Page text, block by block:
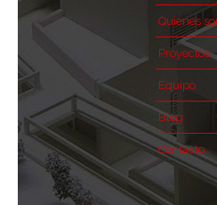
Quienes
Proyectos
Equipo
Blog
Contacto